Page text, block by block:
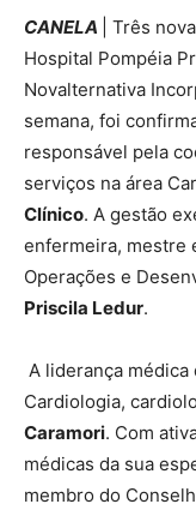
CANELA
| Três
Hospital Pompéia
Novalternativa
semana, foi
responsável pela
serviços na área
Clínico. A gestão
enfermeira, mestre
Operações e
Priscila Ledur.
A liderança
Cardiologia,
Caramori. Com
médicas da sua
membro do